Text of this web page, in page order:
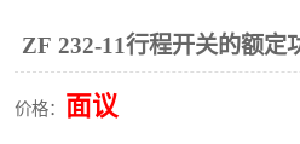
ZF 232-11行程开关的额定
价格： 面议
限位开关
速度传感器